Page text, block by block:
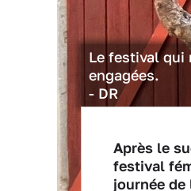
Le festival qui
engagées.
- DR
Après le
festival
journée de